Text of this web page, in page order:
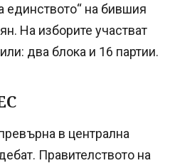
единството“ на бившия
На изборите участват
два блока и 16 партии.
в централна
Правителството на